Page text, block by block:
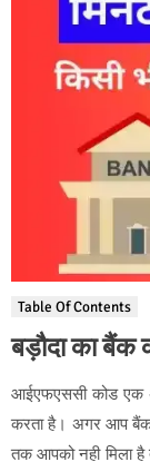
Table Of Contents
बड़ौदा का
आईएफएससी कोड एक
करता है। अगर आप
तक आपको नही मिला